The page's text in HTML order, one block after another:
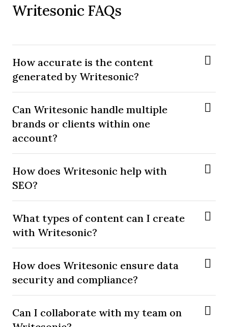
Writesonic FAQs
How accurate is the content
generated by Writesonic?
Can Writesonic handle multiple
brands or clients within one
account?
How does Writesonic help with
SEO?
What types of content can I create
with Writesonic?
How does Writesonic ensure data
security and compliance?
Can I collaborate with my team on